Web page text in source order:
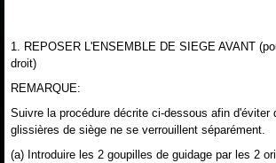
1. REPOSER L'ENSEMBLE DE SIEGE AVANT
droit)
REMARQUE:
Suivre la procédure décrite ci-dessous afin d'éviter
glissières de siège ne se verrouillent séparément.
(a) Introduire les 2 goupilles de guidage par les 2